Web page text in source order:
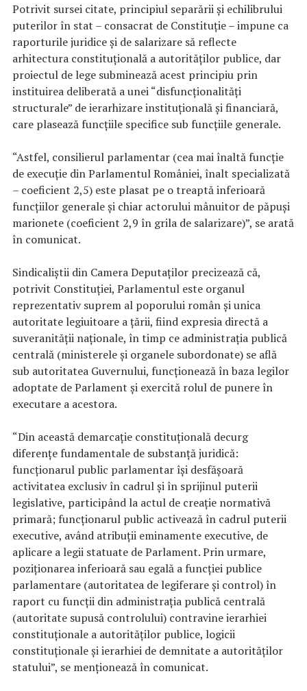
Potrivit sursei citate, principiul separării şi echilibrului
puterilor în stat – consacrat de Constituţie – impune ca
raporturile juridice şi de salarizare să reflecte
arhitectura constituţională a autorităţilor publice, dar
proiectul de lege subminează acest principiu prin
instituirea deliberată a unei “disfuncţionalităţi
structurale” de ierarhizare instituţională şi financiară,
care plasează funcţiile specifice sub funcţiile generale.
“Astfel, consilierul parlamentar (cea mai înaltă funcţie
de execuţie din Parlamentul României, înalt specializată
– coeficient 2,5) este plasat pe o treaptă inferioară
funcţiilor generale şi chiar actorului mânuitor de păpuşi
marionete (coeficient 2,9 în grila de salarizare)”, se arată
în comunicat.
Sindicaliştii din Camera Deputaţilor precizează că,
potrivit Constituţiei, Parlamentul este organul
reprezentativ suprem al poporului român şi unica
autoritate legiuitoare a ţării, fiind expresia directă a
suveranităţii naţionale, în timp ce administraţia publică
centrală (ministerele şi organele subordonate) se află
sub autoritatea Guvernului, funcţionează în baza legilor
adoptate de Parlament şi exercită rolul de punere în
executare a acestora.
“Din această demarcaţie constituţională decurg
diferenţe fundamentale de substanţă juridică:
funcţionarul public parlamentar îşi desfăşoară
activitatea exclusiv în cadrul şi în sprijinul puterii
legislative, participând la actul de creaţie normativă
primară; funcţionarul public activează în cadrul puterii
executive, având atribuţii eminamente executive, de
aplicare a legii statuate de Parlament. Prin urmare,
poziţionarea inferioară sau egală a funcţiei publice
parlamentare (autoritatea de legiferare şi control) în
raport cu funcţii din administraţia publică centrală
(autoritate supusă controlului) contravine ierarhiei
constituţionale a autorităţilor publice, logicii
constituţionale şi ierarhiei de demnitate a autorităţilor
statului”, se menţionează în comunicat.